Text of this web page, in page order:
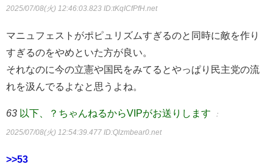
2025/07/08(火) 12:46:03.823 ID:tKqICfPfH.net
マニュフェストがポピュリズムすぎるのと同時に敵を作り
すぎるのをやめといた方が良い。
それなのに今の立憲や国民をみてるとやっぱり民主党の流
れを汲んでるよなと思うよね。
63 以下、？ちゃんねるからVIPがお送りします ：
2025/07/08(火) 12:54:39.477 ID:Qlzmbear0.net
>>53